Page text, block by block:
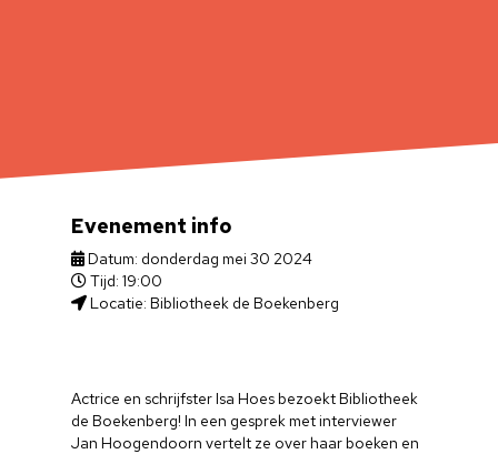
Actrice en schrijfster Isa Hoes bezoekt Bibliotheek
de Boekenberg! In een gesprek met interviewer
Jan Hoogendoorn vertelt ze over haar boeken en
Evenement info
Datum: donderdag mei 30 2024
Tijd: 19:00
Locatie: Bibliotheek de Boekenberg